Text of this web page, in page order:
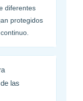
diferentes
protegidos
las